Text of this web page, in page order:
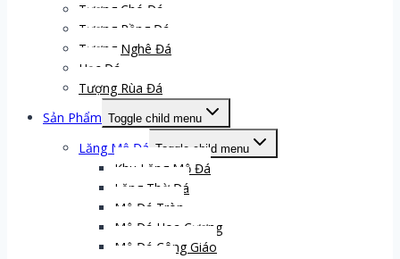
Tượng Chó Đá
Tượng Rồng Đá
Tượng Nghê Đá
Hạc Đá
Tượng Rùa Đá
Sản Phẩm Toggle child menu
Lăng Mộ Đá Toggle child menu
Khu Lăng Mộ Đá
Lăng Thờ Đá
Mộ Đá Tròn
Mộ Đá Hoa Cương
Mộ Đá Công Giáo